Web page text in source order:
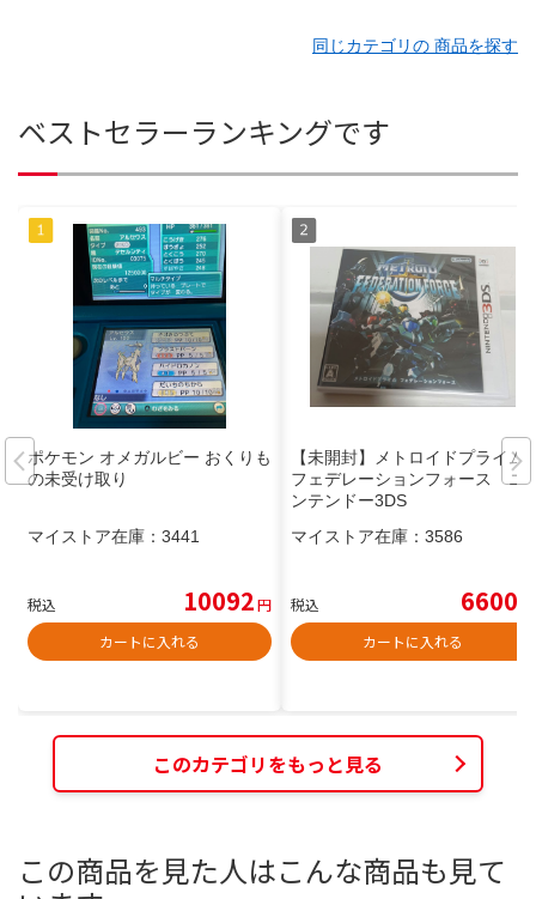
同じカテゴリの 商品を探す
ベストセラーランキングです
ポケモン オメガルビー おくりも
の未受け取り
マイストア在庫： 3441
税込 10092円
カートに入れる
【未開封】メトロイドプライム
フェデレーションフォース ニ
ンテンドー3DS
マイストア在庫： 3586
税込 6600
カートに入れる
このカテゴリをもっと見る
この商品を見た人はこんな商品も見て